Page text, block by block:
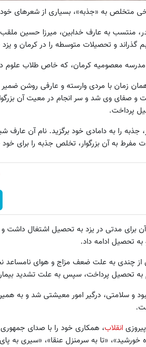
متخلص به «جذبه»، بسیاری از شعرهای خود
منتسب به عارف خدابین، میرزا حسین
بم گذراند و تحصیلات متوسطه را در کرمان و یزد
معصومیه کرمان، که خاص طلاب علوم
زمان با مردی وارسته و عارفی روشن ضمیر
و صفای وی شد و سر انجام در معیت آن
پرداخت.
جذبه را به دامادی خود برگزید. نام آن
مفرط به آن بزرگوار، تخلص جذبه را برای خود
برای مدتی در یزد به تحصیل اشتغال
تحصیل ادامه داد.
چندی به علت ضعف مزاج و هوای نامساعد
به تحصیل پرداخت، سپس به علت تشدید
و سلامتی، درگیر امور معیشتی شد و به
انقلاب، همکاری خود را با صدای جمهوری
خورشید»، «تا به سرمنزل عنقا»، «سیری به